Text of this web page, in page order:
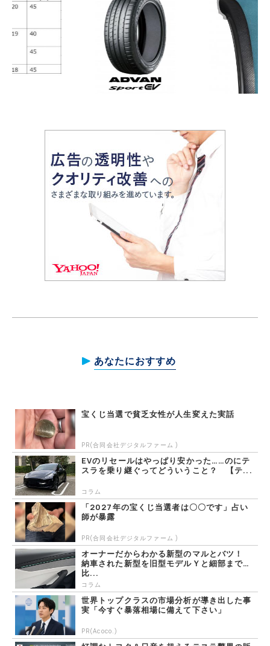
あなたにおすすめ
宝くじ当選で貧乏女性が人生変えた実話
PR(合同会社デジタルファーム )
EVのリセールはやっぱり安かった……のにテ
スラを乗り継ぐってどういうこと？ 【テ...
コラム
「2027年の宝くじ当選者は〇〇です」占い
師が暴露
PR(合同会社デジタルファーム )
オーナーだからわかる新型のマルとバツ！
納車された新型を旧型モデルＹと細部まで
比...
コラム
世界トップクラスの市場分析が導き出した事
実「今すぐ暴落相場に備えて下さい」
PR(Acoco.)